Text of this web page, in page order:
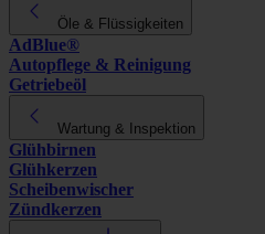
Öle & Flüssigkeiten
AdBlue®
Autopflege & Reinigung
Getriebeöl
Wartung & Inspektion
Glühbirnen
Glühkerzen
Scheibenwischer
Zündkerzen